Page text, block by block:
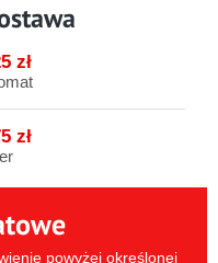
zł
zł
powyżej określonej